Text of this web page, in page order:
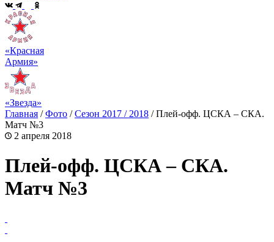
«Красная
Армия»
«Звезда»
Главная /Фото /Сезон 2017 / 2018 /Плей-офф. ЦСКА – СКА.
Матч №3
2 апреля 2018
Плей-офф. ЦСКА – СКА.
Матч №3